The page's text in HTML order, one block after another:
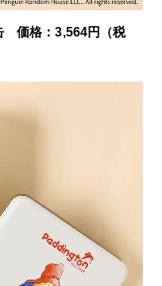
価格：3,564円（税